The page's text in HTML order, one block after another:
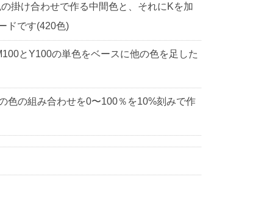
の掛け合わせで作る中間色と、それにKを加
ドです(420色)
とY100の単色をベースに他の色を足した
色の組み合わせを0〜100％を10%刻みで作